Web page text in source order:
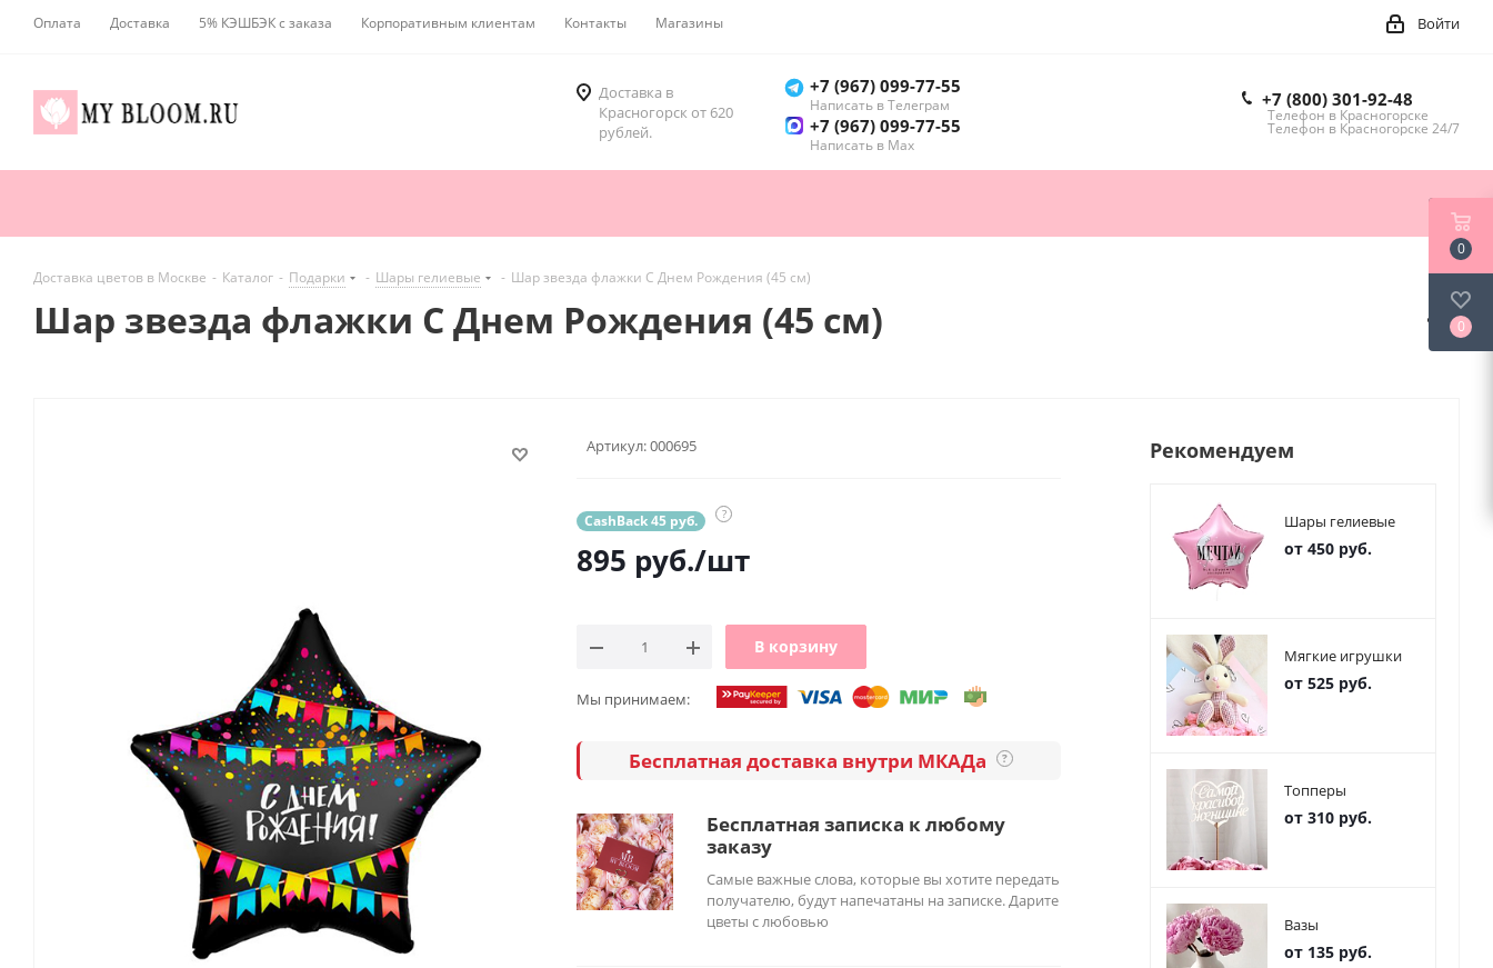
Оплата Доставка 5% КЭШБЭК с заказа Корпоративным клиентам Контакты Магазины Войти
Доставка в
Красногорск от 620
рублей.
+7 (967) 099-77-55
Написать в Телеграм
+7 (967) 099-77-55
Написать в Мах
+7 (800) 301-92-48
Телефон в Красногорске
Телефон в Красногорске 24/7
Доставка цветов в Москве - Каталог - Подарки - Шары гелиевые - Шар звезда флажки С Днем Рождения (45 см)
Шар звезда флажки С Днем Рождения (45 см)
Артикул:000695
CashBack 45 руб. ?
895 руб./шт
В корзину
Мы принимаем:
Бесплатная доставка внутри МКАДа ?
Бесплатная записка к любому
заказу
Самые важные слова, которые вы хотите передать
получателю, будут напечатаны на записке. Дарите
цветы с любовью
Рекомендуем
Шары гелиевые
от 450 руб.
Мягкие игрушки
от 525 руб.
Топперы
от 310 руб.
Вазы
от 135 руб.
0
0